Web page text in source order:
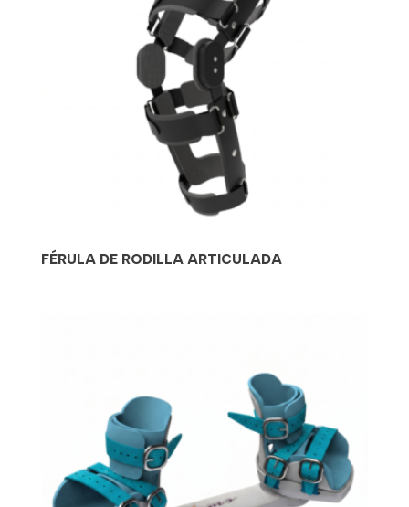
FÉRULA DE RODILLA ARTICULADA